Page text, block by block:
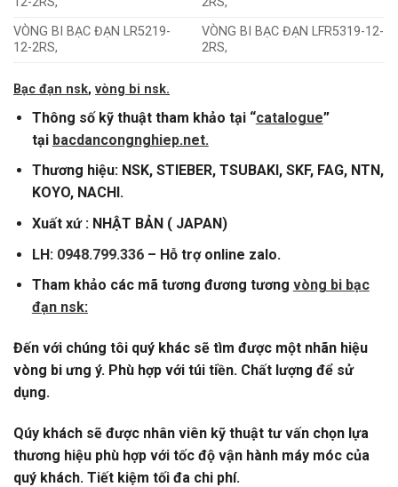
VÒNG BI BẠC ĐẠN LR5219-
12-2RS,
VÒNG BI BẠC ĐẠN LFR5319-12-
2RS,
Bạc đạn nsk, vòng bi nsk.
Thông số kỹ thuật tham khảo tại “catalogue”
tại bacdancongnghiep.net.
Thương hiệu: NSK, STIEBER, TSUBAKI, SKF, FAG, NTN,
KOYO, NACHI.
Xuất xứ : NHẬT BẢN ( JAPAN)
LH: 0948.799.336– Hỗ trợ online zalo.
Tham khảo các mã tương đương tương vòng bi bạc
đạn nsk:
Đến với chúng tôi quý khác sẽ tìm được một nhãn hiệu
vòng bi ưng ý. Phù hợp với túi tiền. Chất lượng để sử
dụng.
Qúy khách sẽ được nhân viên kỹ thuật tư vấn chọn lựa
thương hiệu phù hợp với tốc độ vận hành máy móc của
quý khách. Tiết kiệm tối đa chi phí.